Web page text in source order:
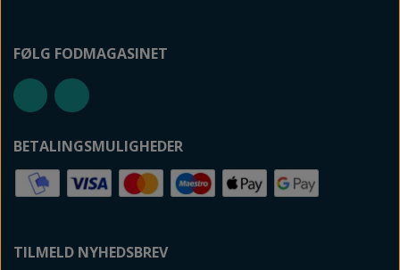
FØLG FODMAGASINET
BETALINGSMULIGHEDER
TILMELD NYHEDSBREV